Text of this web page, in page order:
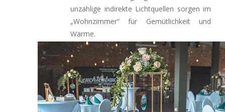
unzählige indirekte Lichtquellen sorgen im
„Wohnzimmer“ für Gemütlichkeit und
Wärme.
mehr erfahren